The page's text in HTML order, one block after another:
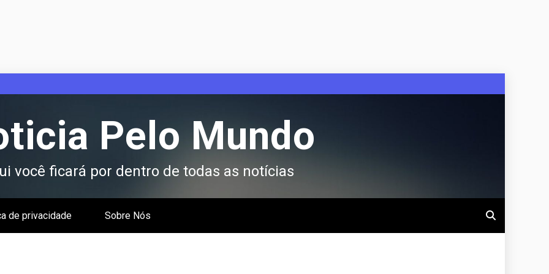
Pelo Mundo
você ficará por dentro de todas as notícias
de privacidade Sobre Nós